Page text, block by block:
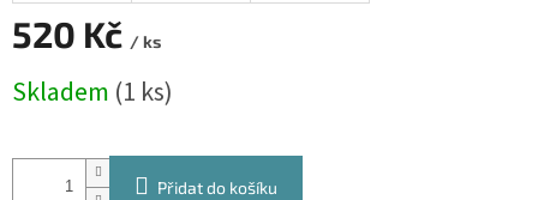
520 Kč / ks
cena:
Skladem (1 ks)
Přidat do košíku